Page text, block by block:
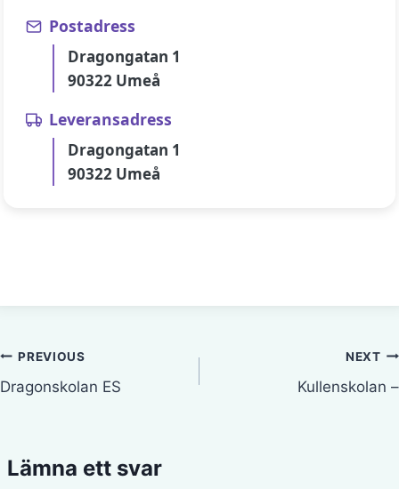
Postadress
Dragongatan 1
90322 Umeå
Leveransadress
Dragongatan 1
90322 Umeå
Inläggsnavigering
PREVIOUS
Dragonskolan ES
NEXT
Kullenskolan –
Lämna ett svar